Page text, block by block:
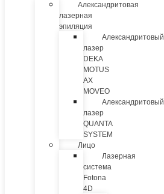
Александритовая
лазерная
эпиляция
Александритовый
лазер
DEKA
MOTUS
AX
MOVEO
Александритовый
лазер
QUANTA
SYSTEM
Лицо
Лазерная
система
Fotona
4D